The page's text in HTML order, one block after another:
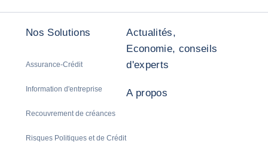
Nos Solutions
Assurance-Crédit
Information d'entreprise
Recouvrement de créances
Risques Politiques et de Crédit
Actualités,
Economie, conseils
d'experts
A propos